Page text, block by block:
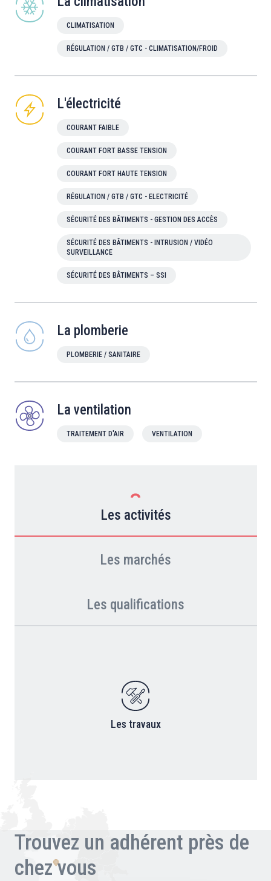
CLIMATISATION
RÉGULATION / GTB / GTC - CLIMATISATION/FROID
L'électricité
COURANT FAIBLE
COURANT FORT BASSE TENSION
COURANT FORT HAUTE TENSION
RÉGULATION / GTB / GTC - ELECTRICITÉ
SÉCURITÉ DES BÂTIMENTS - GESTION DES ACCÈS
SÉCURITÉ DES BÂTIMENTS - INTRUSION / VIDÉO
SURVEILLANCE
SÉCURITÉ DES BÂTIMENTS – SSI
La plomberie
PLOMBERIE / SANITAIRE
La ventilation
TRAITEMENT D'AIR VENTILATION
Les activités
Les marchés
Les qualifications
Les travaux
Trouvez un adhérent près de
chez vous